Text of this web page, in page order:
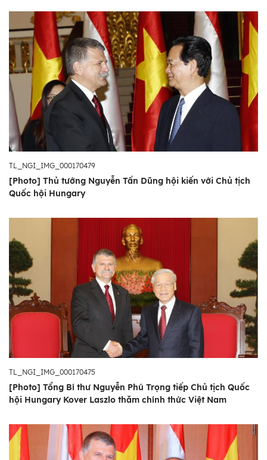
TL_NGI_IMG_000170479
[Photo] Thủ tướng Nguyễn Tấn Dũng hội kiến với Chủ tịch
Quốc hội Hungary
TL_NGI_IMG_000170475
[Photo] Tổng Bí thư Nguyễn Phú Trọng tiếp Chủ tịch Quốc
hội Hungary Kover Laszlo thăm chính thức Việt Nam